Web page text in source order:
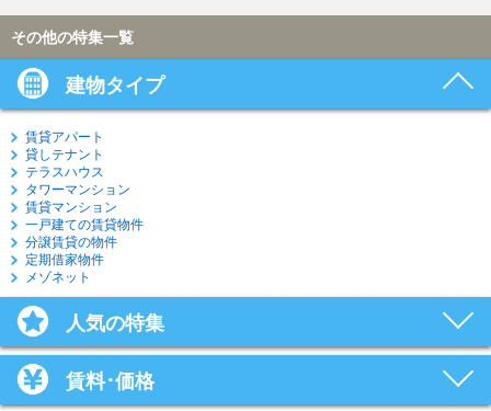
その他の特集一覧
建物タイプ
賃貸アパート
貸しテナント
テラスハウス
タワーマンション
賃貸マンション
一戸建ての賃貸物件
分譲賃貸の物件
定期借家物件
メゾネット
人気の特集
賃料･価格